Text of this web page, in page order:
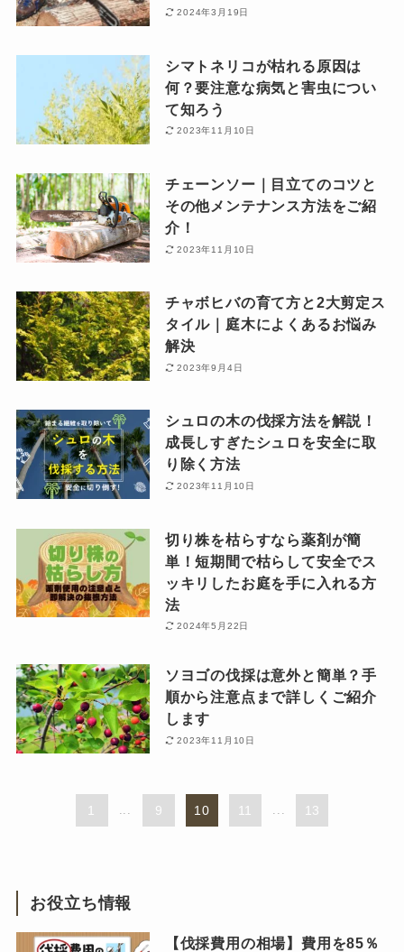
2024年3月19日
シマトネリコが枯れる原因は
何？要注意な病気と害虫につい
て知ろう
2023年11月10日
チェーンソー｜目立てのコツと
その他メンテナンス方法をご紹
介！
2023年11月10日
チャボヒバの育て方と2大剪定ス
タイル｜庭木によくあるお悩み
解決
2023年9月4日
シュロの木の伐採方法を解説！
成長しすぎたシュロを安全に取
り除く方法
2023年11月10日
切り株を枯らすなら薬剤が簡
単！短期間で枯らして安全でス
ッキリしたお庭を手に入れる方
法
2024年5月22日
ソヨゴの伐採は意外と簡単？手
順から注意点まで詳しくご紹介
します
2023年11月10日
1 ... 9 10 11 ... 13
お役立ち情報
【伐採費用の相場】費用を85％